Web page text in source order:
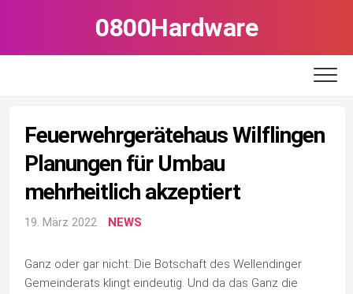
0800Hardware
Feuerwehrgerätehaus Wilflingen
Planungen für Umbau
mehrheitlich akzeptiert
19. März 2022 NEWS
Ganz oder gar nicht: Die Botschaft des Wellendinger
Gemeinderats klingt eindeutig. Und da das Ganz die